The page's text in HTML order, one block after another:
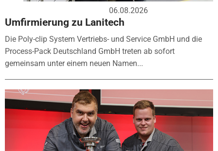
06.08.2026
Umfirmierung zu Lanitech
Die Poly-clip System Vertriebs- und Service GmbH und die
Process-Pack Deutschland GmbH treten ab sofort
gemeinsam unter einem neuen Namen...